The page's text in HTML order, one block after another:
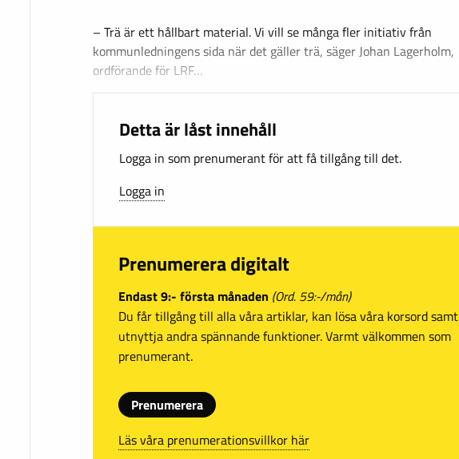
– Trä är ett hållbart material. Vi vill se många fler initiativ från
kommunledningens sida när det gäller trä, säger Johan Lagerholm,
ordförande för LRF…
Detta är låst innehåll
Logga in som prenumerant för att få tillgång till det.
Logga in
Prenumerera digitalt
Endast 9:- första månaden (Ord. 59:-/mån)
Du får tillgång till alla våra artiklar, kan lösa våra korsord samt
utnyttja andra spännande funktioner. Varmt välkommen som
prenumerant.
Prenumerera
Läs våra prenumerationsvillkor här